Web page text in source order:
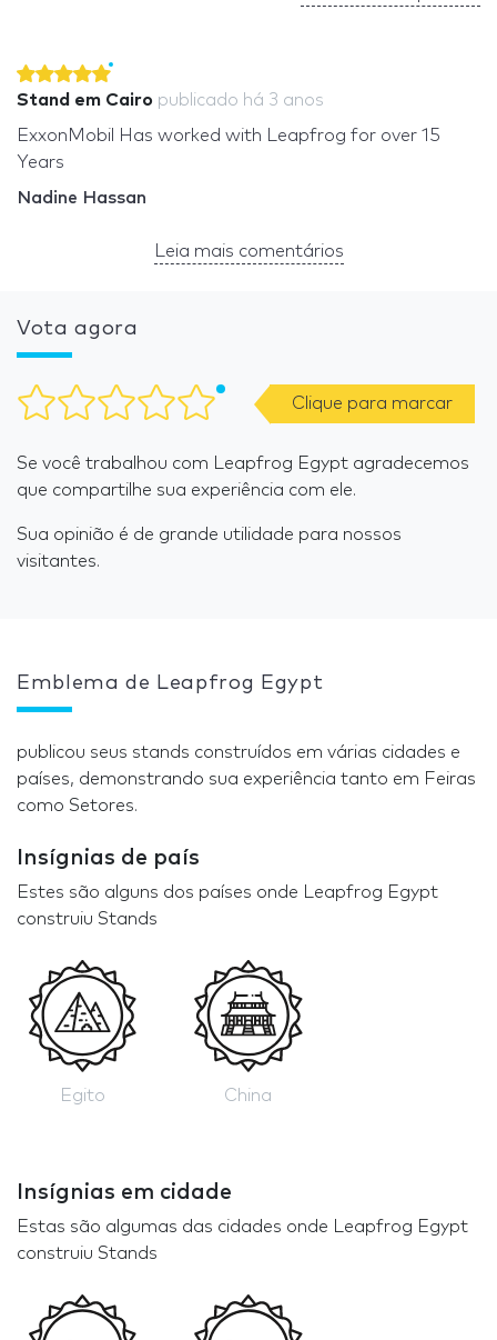
Stand em Cairo publicado há 3 anos
ExxonMobil Has worked with Leapfrog for over 15
Years
Nadine Hassan
Leia mais comentários
Vota agora
Clique para marcar
Se você trabalhou com Leapfrog Egypt agradecemos
que compartilhe sua experiência com ele.
Sua opinião é de grande utilidade para nossos
visitantes.
Emblema de Leapfrog Egypt
publicou seus stands construídos em várias cidades e
países, demonstrando sua experiência tanto em Feiras
como Setores.
Insígnias de país
Estes são alguns dos países onde Leapfrog Egypt
construiu Stands
Egito China
Insígnias em cidade
Estas são algumas das cidades onde Leapfrog Egypt
construiu Stands